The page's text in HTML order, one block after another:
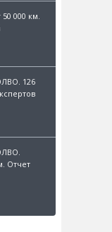
000 км.
126
Отчет